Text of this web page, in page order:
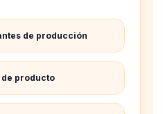
de producción
producto